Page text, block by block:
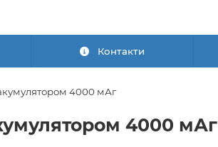
Контакти
4000 мАг
4000 мАг